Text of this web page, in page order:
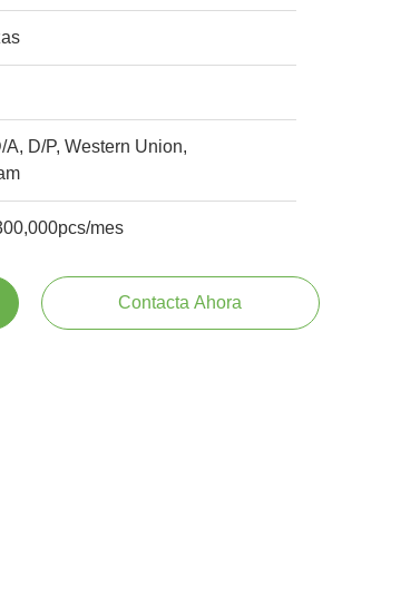
A, D/P, Western Union,
mes
Contacta Ahora